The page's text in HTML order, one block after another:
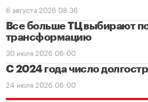
6 августа 2026 08:36
Все больше ТЦ выбирают
трансформацию
30 июля 2026 06:00
С 2024 года число
24 июля 2026 06:00